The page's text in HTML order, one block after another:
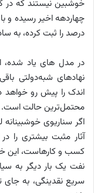
خوشبین نیستند که در
درصد را ثبت کرده، به
در مدل های یاد شده،
نهادهای شبه‌دولتی
اندک را پیش رو خواهد
محتمل‌ترین حالت است.
اگر سناریوی
آثار مثبت بیشتری را
کسب و کارهاست، این
نفت یک بار دیگر به
سریع نقدینگی، به جای